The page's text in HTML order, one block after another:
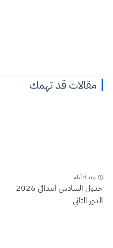
مقالات قد تهمك
منذ 6 أيام
جدول السادس ابتدائي 2026
الدور الثاني